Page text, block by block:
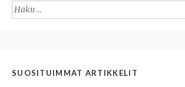
Haku:
SUOSITUIMMAT ARTIKKELIT